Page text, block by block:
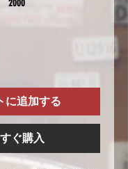
2000
に追加する
ぐ購入